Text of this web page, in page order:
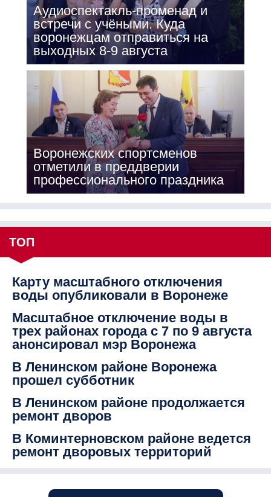
Аудиоспектакль-променад и
встречи с учёными. Куда
воронежцам отправиться на
выходных 8-9 августа
Воронежских спортсменов
отметили в преддверии
профессионального праздника
ТОП
Карту масштабного отключения
воды опубликовали в Воронеже
Масштабное отключение воды в
трех районах города с 7 по 9 августа
анонсировал мэр Воронежа
В Ленинском районе Воронежа
прошел субботник
В Ленинском районе продолжается
ремонт дворов
В Коминтерновском районе ведется
ремонт дворовых территорий